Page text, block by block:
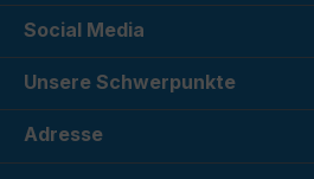
Social Media
Unsere Schwerpunkte
Adresse